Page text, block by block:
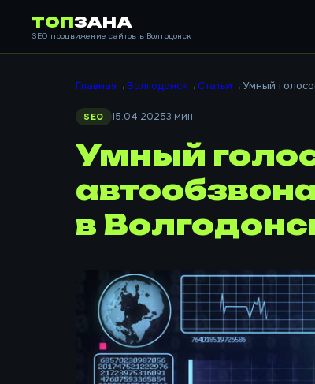
ТОПЗАНА
SEO продвижение сайтов в Волгодонск
Главная→Волгодонск→Статьи→Умный
SEO 15.04.20253 мин
Умный
в